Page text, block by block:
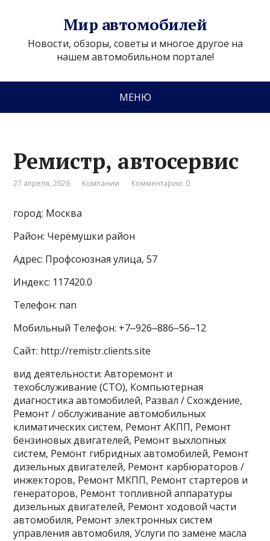
Мир автомобилей
Новости, обзоры, советы и многое другое на
нашем автомобильном портале!
МЕНЮ
Ремистр, автосервис
27 апреля, 2026 Компании Комментарии: 0
город: Москва
Район: Черёмушки район
Адрес: Профсоюзная улица, 57
Индекс: 117420.0
Телефон: nan
Мобильный Телефон: +7‒926‒886‒56‒12
Сайт: http://remistr.clients.site
вид деятельности: Авторемонт и
техобслуживание (СТО), Компьютерная
диагностика автомобилей, Развал / Схождение,
Ремонт / обслуживание автомобильных
климатических систем, Ремонт АКПП, Ремонт
бензиновых двигателей, Ремонт выхлопных
систем, Ремонт гибридных автомобилей, Ремонт
дизельных двигателей, Ремонт карбюраторов /
инжекторов, Ремонт МКПП, Ремонт стартеров и
генераторов, Ремонт топливной аппаратуры
дизельных двигателей, Ремонт ходовой части
автомобиля, Ремонт электронных систем
управления автомобиля, Услуги по замене масла